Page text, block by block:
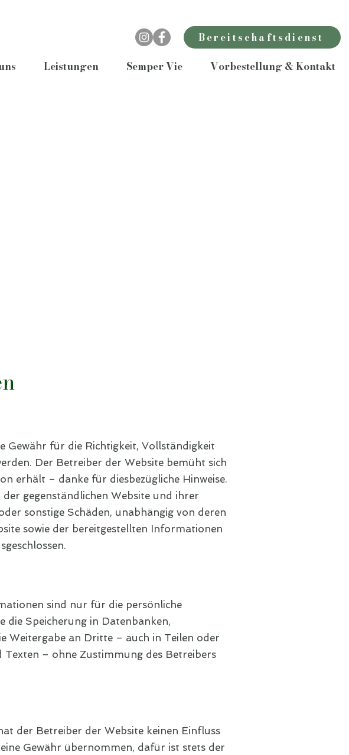
Bereitschaftsdienst
Leistungen Semper Vie Vorbestellung & Kontakt
für die Richtigkeit, Vollständigkeit
Der Betreiber der Website bemüht sich
erhält – danke für diesbezügliche Hinweise.
gegenständlichen Website und ihrer
sonstige Schäden, unabhängig von deren
sowie der bereitgestellten Informationen
sind nur für die persönliche
die Speicherung in Datenbanken,
Weitergabe an Dritte – auch in Teilen oder
– ohne Zustimmung des Betreibers
der Betreiber der Website keinen Einfluss
Gewähr übernommen, dafür ist stets der